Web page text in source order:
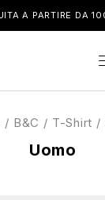
A PARTIRE DA
Uomo
/ B&C / T-Shirt /